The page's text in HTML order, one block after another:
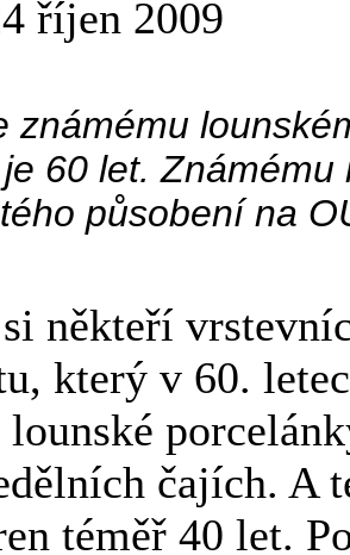
říjen 2009
známému
60 let.
působení na
někteří
který v 60.
lounské
čajích. A
téměř 40 let.